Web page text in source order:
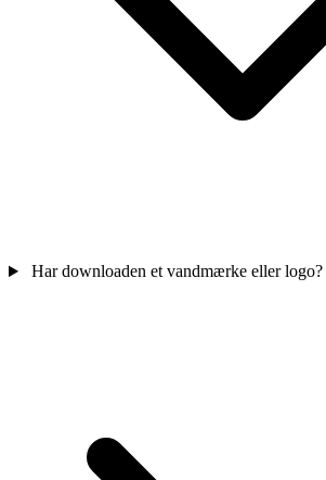
Har downloaden et vandmærke eller logo?